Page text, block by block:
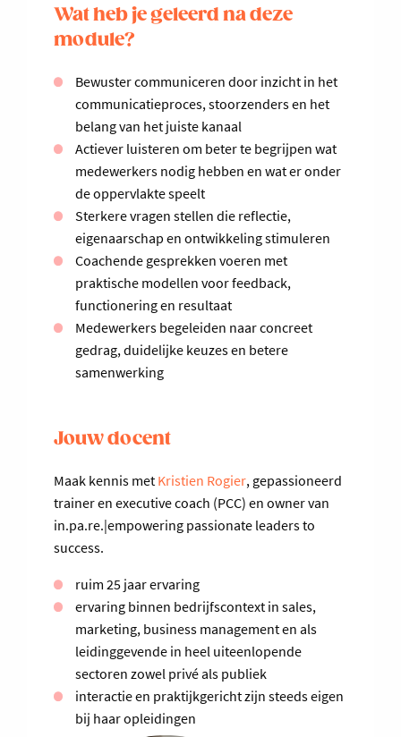
Wat heb je geleerd na deze
module?
Bewuster communiceren door inzicht in het
communicatieproces, stoorzenders en het
belang van het juiste kanaal
Actiever luisteren om beter te begrijpen wat
medewerkers nodig hebben en wat er onder
de oppervlakte speelt
Sterkere vragen stellen die reflectie,
eigenaarschap en ontwikkeling stimuleren
Coachende gesprekken voeren met
praktische modellen voor feedback,
functionering en resultaat
Medewerkers begeleiden naar concreet
gedrag, duidelijke keuzes en betere
samenwerking
Jouw docent
Maak kennis met Kristien Rogier, gepassioneerd
trainer en executive coach (PCC) en owner van
in.pa.re.|empowering passionate leaders to
success.
ruim 25 jaar ervaring
ervaring binnen bedrijfscontext in sales,
marketing, business management en als
leidinggevende in heel uiteenlopende
sectoren zowel privé als publiek
interactie en praktijkgericht zijn steeds eigen
bij haar opleidingen